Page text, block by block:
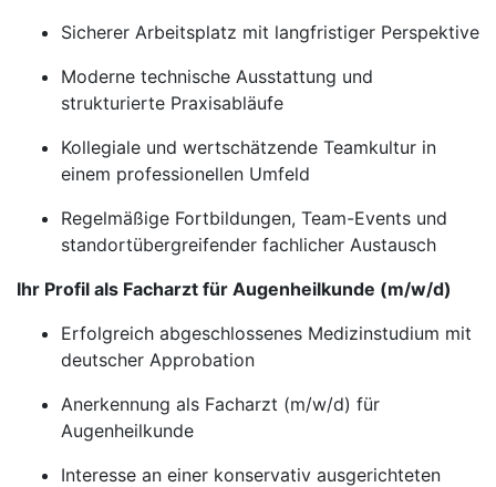
Sicherer Arbeitsplatz mit langfristiger Perspektive
Moderne technische Ausstattung und
strukturierte Praxisabläufe
Kollegiale und wertschätzende Teamkultur in
einem professionellen Umfeld
Regelmäßige Fortbildungen, Team-Events und
standortübergreifender fachlicher Austausch
Ihr Profil als Facharzt für Augenheilkunde (m/w/d)
Erfolgreich abgeschlossenes Medizinstudium mit
deutscher Approbation
Anerkennung als Facharzt (m/w/d) für
Augenheilkunde
Interesse an einer konservativ ausgerichteten